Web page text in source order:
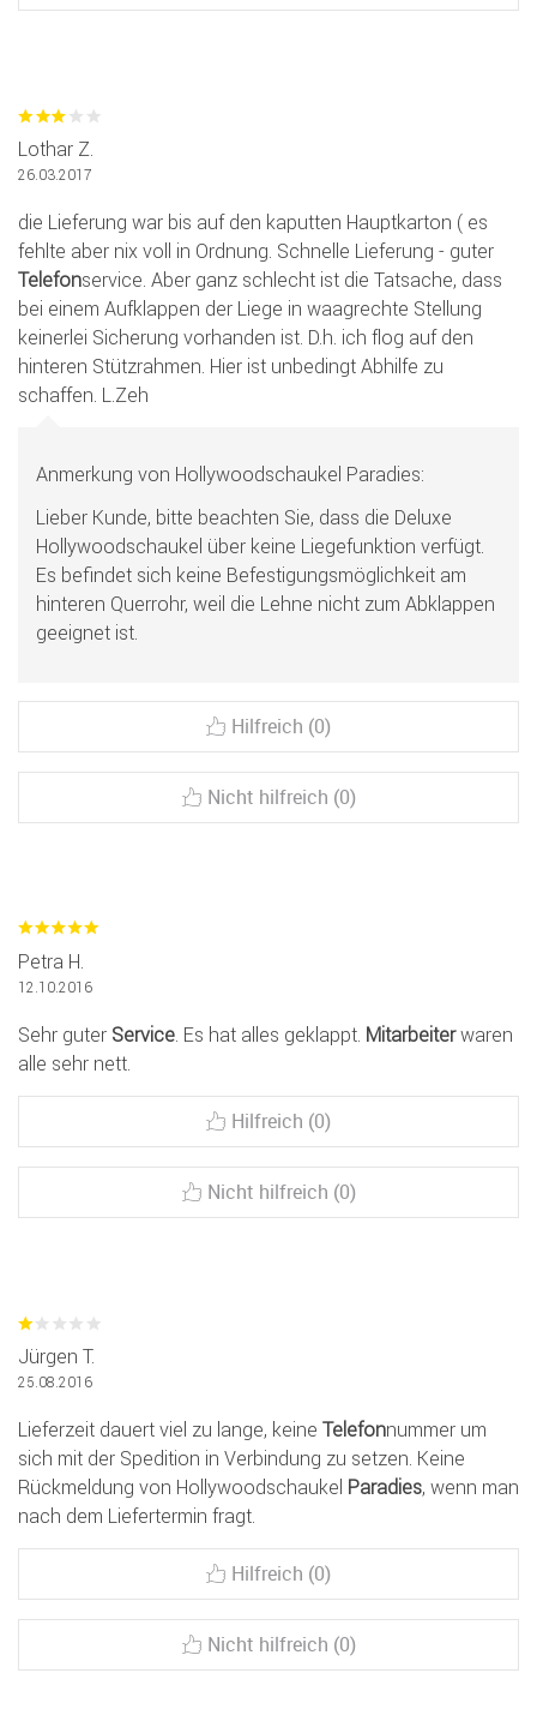
Lothar Z.
26.03.2017
die Lieferung war bis auf den kaputten Hauptkarton ( es
fehlte aber nix voll in Ordnung. Schnelle Lieferung - guter
Telefonservice. Aber ganz schlecht ist die Tatsache, dass
bei einem Aufklappen der Liege in waagrechte Stellung
keinerlei Sicherung vorhanden ist. D.h. ich flog auf den
hinteren Stützrahmen. Hier ist unbedingt Abhilfe zu
schaffen. L.Zeh
Anmerkung von Hollywoodschaukel Paradies:
Lieber Kunde, bitte beachten Sie, dass die Deluxe
Hollywoodschaukel über keine Liegefunktion verfügt.
Es befindet sich keine Befestigungsmöglichkeit am
hinteren Querrohr, weil die Lehne nicht zum Abklappen
geeignet ist.
Hilfreich (0)
Nicht hilfreich (0)
Petra H.
12.10.2016
Sehr guter Service. Es hat alles geklappt. Mitarbeiterwaren
alle sehr nett.
Hilfreich (0)
Nicht hilfreich (0)
Jürgen T.
25.08.2016
Lieferzeit dauert viel zu lange, keine Telefonnummer um
sich mit der Spedition in Verbindung zu setzen. Keine
Rückmeldung von Hollywoodschaukel Paradies, wenn man
nach dem Liefertermin fragt.
Hilfreich (0)
Nicht hilfreich (0)